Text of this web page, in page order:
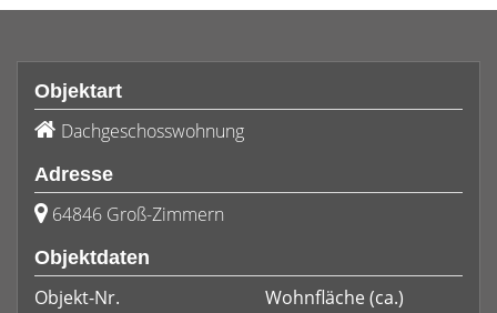
Objektart
Dachgeschosswohnung
Adresse
64846 Groß-Zimmern
Objektdaten
Objekt-Nr.
Wohnfläche (ca.)